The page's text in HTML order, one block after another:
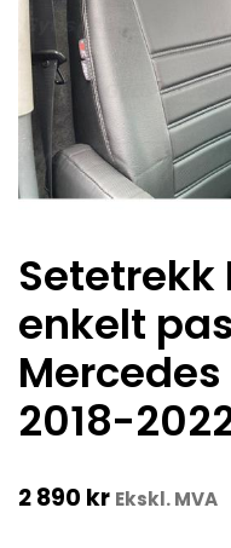
Setetrekk
enkelt
2018-
2 890 kr Ekskl. MVA